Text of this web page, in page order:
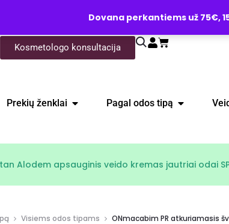
Dovana perkantiems už 75€,
Kosmetologo konsultacija
Prekių ženklai Pagal odos tipą
Alodem apsauginis veido kremas jautriai odai
Visiems odos tipams ONmacabim PR atkuriamasis